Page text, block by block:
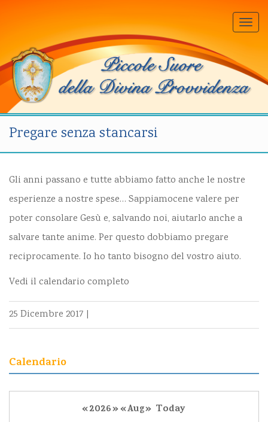
Pregare senza stancarsi
Gli anni passano e tutte abbiamo fatto anche le nostre
esperienze a nostre spese… Sappiamocene valere per
poter consolare Gesù e, salvando noi, aiutarlo anche a
salvare tante anime. Per questo dobbiamo pregare
reciprocamente. Io ho tanto bisogno del vostro aiuto.
Vedi il calendario completo
25 Dicembre 2017 |
Calendario
«2026»«Aug» Today